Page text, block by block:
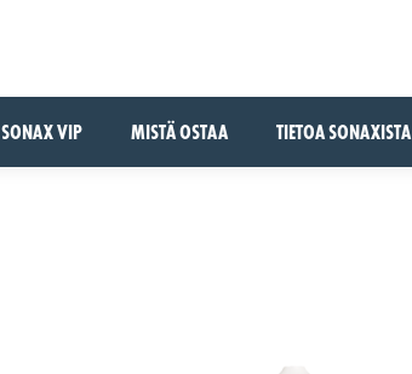
SONAX VIP MISTÄ OSTAA TIETOA SONAXISTA